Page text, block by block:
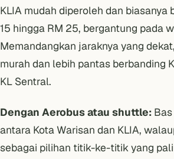
KLIA mudah diperoleh dan biasanya
15 hingga RM 25, bergantung pada
Memandangkan jaraknya yang
murah dan lebih pantas berbanding
KL Sentral.
Dengan Aerobus atau shuttle:
antara Kota Warisan dan KLIA,
sebagai pilihan titik-ke-titik yang